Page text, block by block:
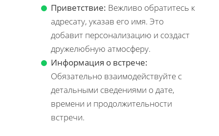
Приветствие: Вежливо обратитесь к
адресату, указав его имя. Это
добавит персонализацию и создаст
дружелюбную атмосферу.
Информация о встрече:
Обязательно взаимодействуйте с
детальными сведениями о дате,
времени и продолжительности
встречи.